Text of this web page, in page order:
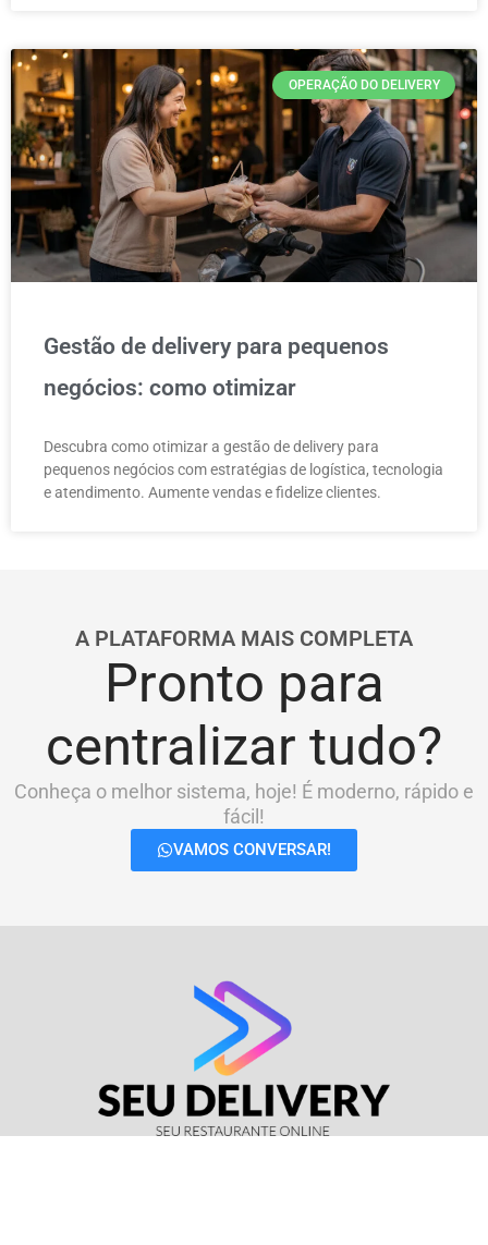
OPERAÇÃO DO DELIVERY
Gestão de delivery para pequenos
negócios: como otimizar
Descubra como otimizar a gestão de delivery para
pequenos negócios com estratégias de logística, tecnologia
e atendimento. Aumente vendas e fidelize clientes.
A PLATAFORMA MAIS COMPLETA
Pronto para
centralizar tudo?
Conheça o melhor sistema, hoje! É moderno, rápido e
fácil!
VAMOS CONVERSAR!